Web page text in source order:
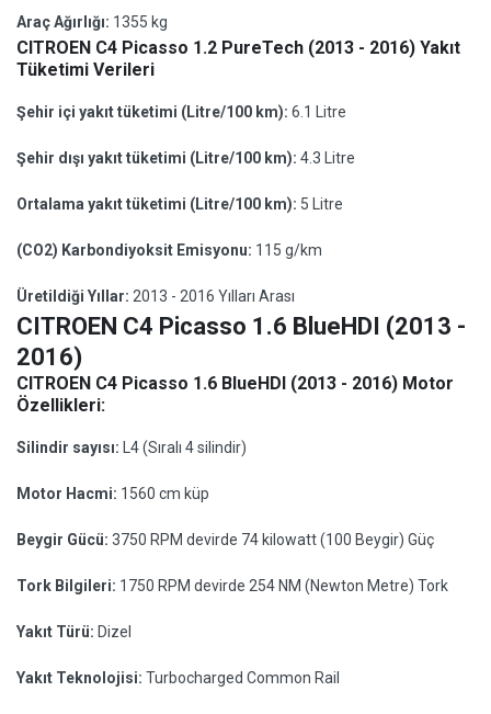
Araç Ağırlığı: 1355 kg
CITROEN C4 Picasso 1.2 PureTech (2013 - 2016) Yakıt
Tüketimi Verileri
Şehir içi yakıt tüketimi (Litre/100 km): 6.1 Litre
Şehir dışı yakıt tüketimi (Litre/100 km): 4.3 Litre
Ortalama yakıt tüketimi (Litre/100 km): 5 Litre
(CO2) Karbondiyoksit Emisyonu: 115 g/km
Üretildiği Yıllar: 2013 - 2016 Yılları Arası
CITROEN C4 Picasso 1.6 BlueHDI (2013 -
2016)
CITROEN C4 Picasso 1.6 BlueHDI (2013 - 2016) Motor
Özellikleri:
Silindir sayısı: L4 (Sıralı 4 silindir)
Motor Hacmi: 1560 cm küp
Beygir Gücü: 3750 RPM devirde 74 kilowatt (100 Beygir) Güç
Tork Bilgileri: 1750 RPM devirde 254 NM (Newton Metre) Tork
Yakıt Türü: Dizel
Yakıt Teknolojisi: Turbocharged Common Rail